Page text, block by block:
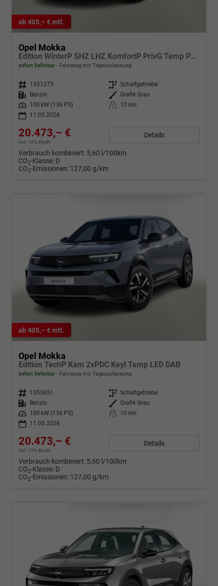
ab 405,– € mtl.
Opel Mokka
Edition WinterP SHZ LHZ KomfortP PrivG Temp PDC
sofort lieferbar Fahrzeug mit Tageszulassung
Fahrzeugnr. 1351273 Getriebe Schaltgetriebe
Kraftstoff
Benzin Außenfarbe
Grafik Grau
Leistung
100 kW (136 PS) Kilometerstand
10 km
11.05.2026
20.473,– €
incl. 19% MwSt.
Details
Verbrauch kombiniert: 5,60 l/100km
CO2-Klasse: D
CO2-Emissionen: 127,00 g/km
ab 405,– € mtl.
Opel Mokka
Edition TechP Kam 2xPDC Keyl Temp LED DAB
sofort lieferbar Fahrzeug mit Tageszulassung
Fahrzeugnr. 1353651 Getriebe Schaltgetriebe
Kraftstoff
Benzin Außenfarbe
Grafik Grau
Leistung
100 kW (136 PS) Kilometerstand
10 km
11.05.2026
20.473,– €
incl. 19% MwSt.
Details
Verbrauch kombiniert: 5,60 l/100km
CO2-Klasse: D
CO2-Emissionen: 127,00 g/km